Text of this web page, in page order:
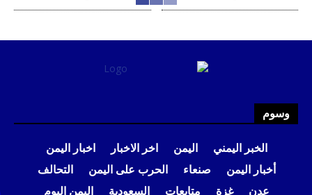
وسوم
الخبر اليمني اليمن اخر الاخبار
اخبار اليمن
أخبار اليمن
صنعاء الحرب على اليمن
التحالف
عدن
غزة متابعات السعودية اليمن اليوم